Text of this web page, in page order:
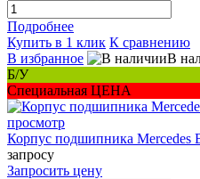
Подробнее
Купить в 1 клик К сравнению
В избранное
В
Б/У
Специальная ЦЕНА
просмотр
Корпус подшипника Mercedes
запросу
Запросить цену